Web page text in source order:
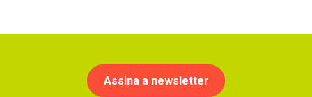
Assina a newsletter